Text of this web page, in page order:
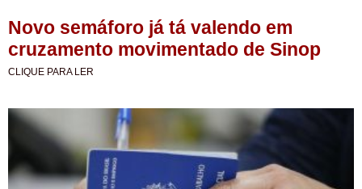
Novo semáforo já tá valendo em
cruzamento movimentado de Sinop
CLIQUE PARA LER